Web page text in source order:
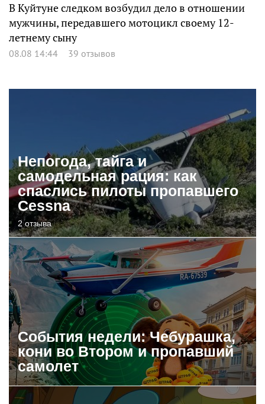
В Куйтуне следком возбудил дело в отношении
мужчины, передавшего мотоцикл своему 12-
летнему сыну
08.08 14:44 39 отзывов
Непогода, тайга и
самодельная рация: как
спаслись пилоты пропавшего
Cessna
2 отзыва
События недели: Чебурашка,
кони во Втором и пропавший
самолет